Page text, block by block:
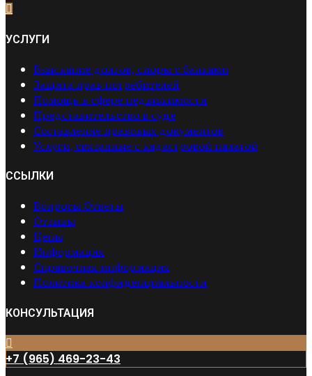
УСЛУГИ
Взыскание долгов, споры с банками
Защита прав потребителей
Помощь в сфере недвижимости
Представительство в суде
Составление правовых документов
Услуги, связанные с кадастровой палатой
ССЫЛКИ
Вопросы Ответы
Отзывы
Цены
Информация
Справочная информация
Политика конфиденциальности
КОНСУЛЬТАЦИЯ
+7 (965) 469-23-43